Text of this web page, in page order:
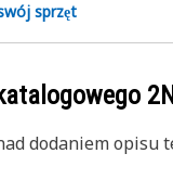
sprzęt
dodaniem opisu